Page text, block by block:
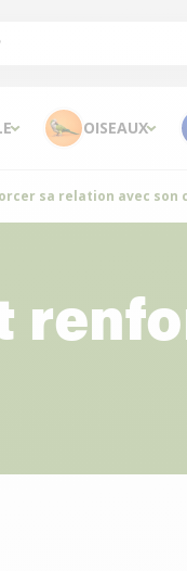
OISEAUX
sa relation avec son